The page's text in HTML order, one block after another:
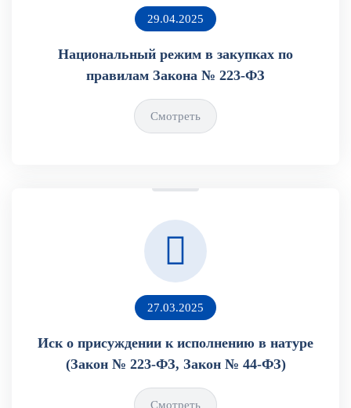
29.04.2025
Национальный режим в закупках по
правилам Закона № 223-ФЗ
Смотреть
27.03.2025
Иск о присуждении к исполнению в натуре
(Закон № 223-ФЗ, Закон № 44-ФЗ)
Смотреть